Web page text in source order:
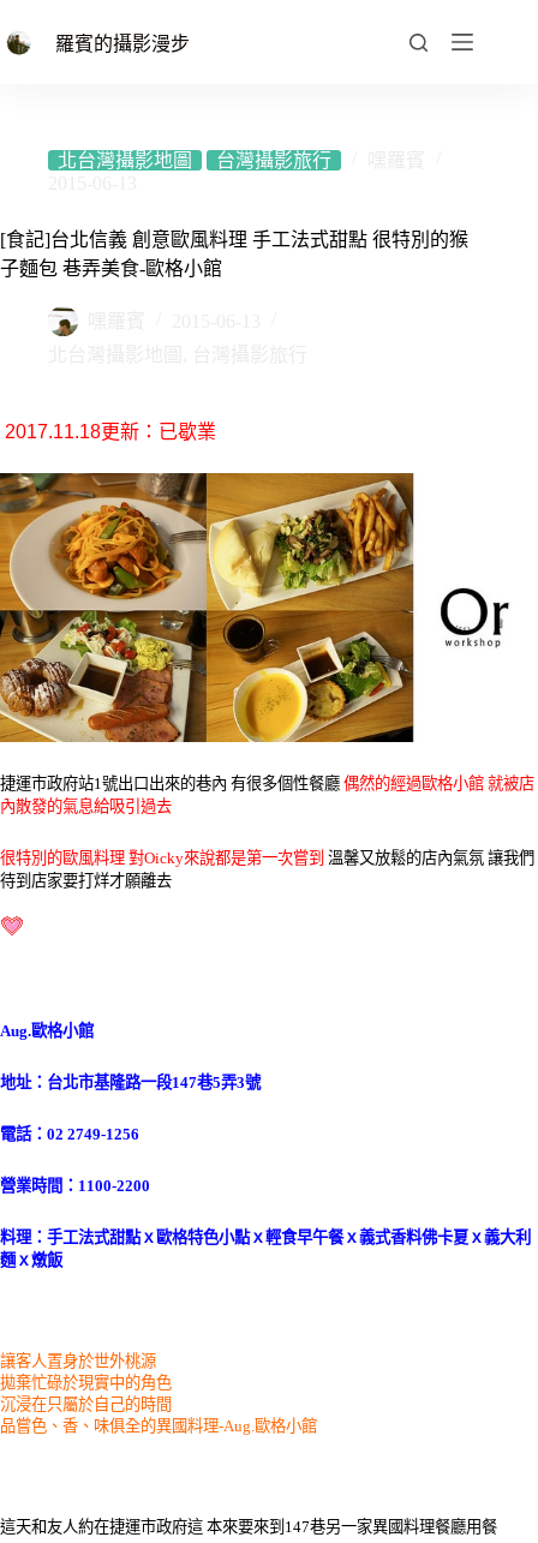
至
羅賓的攝影漫步
北台灣攝影地圖 台灣攝影旅行
[食記]台北信義 創意歐風料理 手工法式甜點 很特別的猴
子麵包 巷弄美食-歐格小館
2017.11.18更新：已歇業
捷運市政府站1號出口出來的巷內 有很多個性餐廳 偶然的經過歐格小館 就被店
內散發的氣息給吸引過去
很特別的歐風料理 對Oicky來說都是第一次嘗到 溫馨又放鬆的店內氣氛 讓我們
待到店家要打烊才願離去
Aug.歐格小館
地址：台北市基隆路一段147巷5弄3號
電話：02 2749-1256
營業時間：1100-2200
料理：手工法式甜點ｘ歐格特色小點ｘ輕食早午餐ｘ義式香料佛卡夏ｘ義大利
麵ｘ燉飯
讓客人置身於世外桃源
拋棄忙碌於現實中的角色
沉浸在只屬於自己的時間
品嘗色、香、味俱全的異國料理-Aug.歐格小館
這天和友人約在捷運市政府這 本來要來到147巷另一家異國料理餐廳用餐